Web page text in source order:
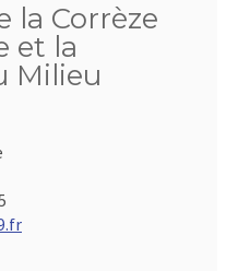
la Corrèze
et la
Milieu